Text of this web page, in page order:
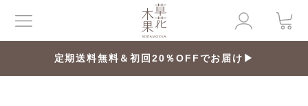
定期送料無料＆初回20％OFFでお届け▶